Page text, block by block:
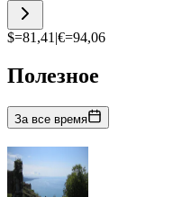
$=81,41 |€=94,06
Полезное
За все время